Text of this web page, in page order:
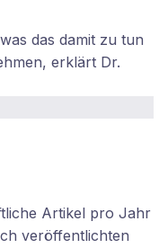
das damit zu tun
erklärt Dr.
Artikel pro Jahr
veröffentlichten